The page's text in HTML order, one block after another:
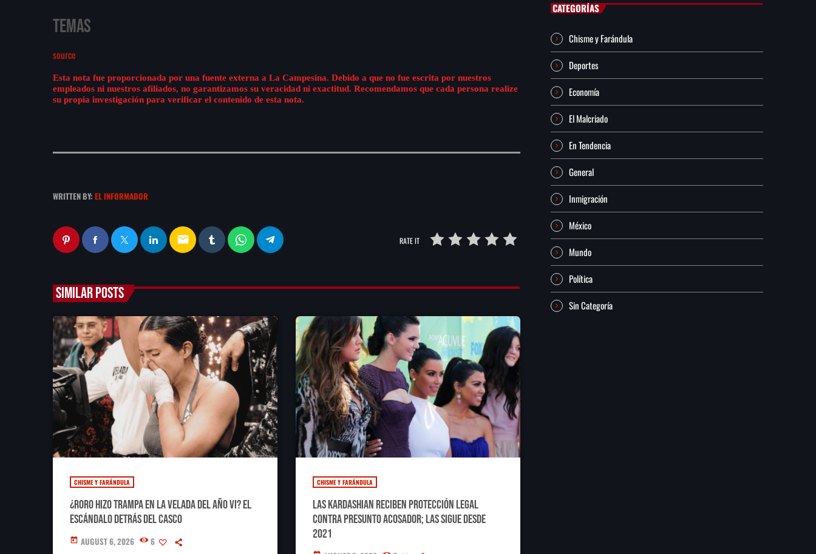
Temas
source
Esta nota fue proporcionada por una fuente externa a La Campesina. Debido a que no fue escrita por nuestros
empleados ni nuestros afiliados, no garantizamos su veracidad ni exactitud. Recomendamos que cada persona realize
su propia investigación para verificar el contenido de esta nota.
WRITTEN BY: EL INFORMADOR
email RATE IT
SIMILAR POSTS
CHISME Y FARÁNDULA
¿RoRo hizo trampa en La Velada del Año VI? El
escándalo detrás del casco
today AUGUST 6, 2026 6
CHISME Y FARÁNDULA
Las Kardashian reciben protección legal
contra presunto acosador; las sigue desde
2021
CATEGORÍAS
Chisme y Farándula
Deportes
Economía
El Malcriado
En Tendencia
General
Inmigración
México
Mundo
Política
Sin Categoría